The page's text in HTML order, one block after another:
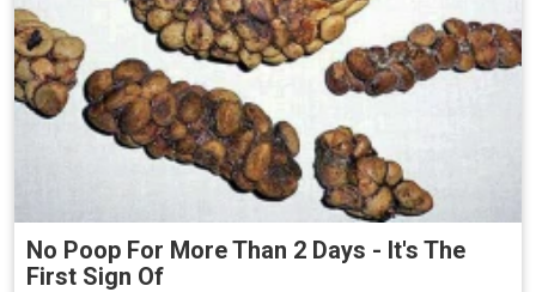
No Poop For More Than 2 Days - It's The
First Sign Of